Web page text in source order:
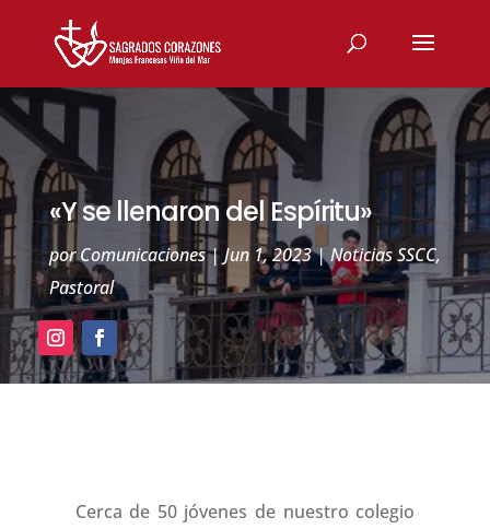
«Y se llenaron del Espíritu»
porComunicaciones| Jun 1, 2023|Noticias SSCC,
Pastoral
Cerca de 50 jóvenes de nuestro colegio